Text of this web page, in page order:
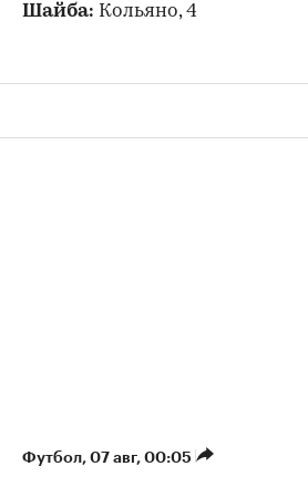
Шайба: Кольяно, 4
Футбол⁠, 07 авг, 00:05